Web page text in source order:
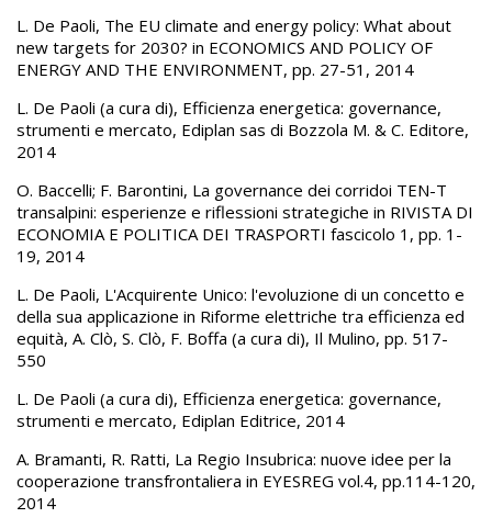
L. De Paoli, The EU climate and energy policy: What about
new targets for 2030? in ECONOMICS AND POLICY OF
ENERGY AND THE ENVIRONMENT, pp. 27-51, 2014
L. De Paoli (a cura di), Efficienza energetica: governance,
strumenti e mercato, Ediplan sas di Bozzola M. & C. Editore,
2014
O. Baccelli; F. Barontini, La governance dei corridoi TEN-T
transalpini: esperienze e riflessioni strategiche in RIVISTA DI
ECONOMIA E POLITICA DEI TRASPORTI fascicolo 1, pp. 1-
19, 2014
L. De Paoli, L'Acquirente Unico: l'evoluzione di un concetto e
della sua applicazione in Riforme elettriche tra efficienza ed
equità, A. Clò, S. Clò, F. Boffa (a cura di), Il Mulino, pp. 517-
550
L. De Paoli (a cura di), Efficienza energetica: governance,
strumenti e mercato, Ediplan Editrice, 2014
A. Bramanti, R. Ratti, La Regio Insubrica: nuove idee per la
cooperazione transfrontaliera in EYESREG vol.4, pp.114-120,
2014